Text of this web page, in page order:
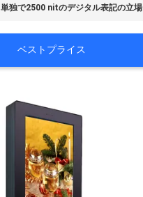
単独で2500 nitのデジタル表記の立場
ベストプライス